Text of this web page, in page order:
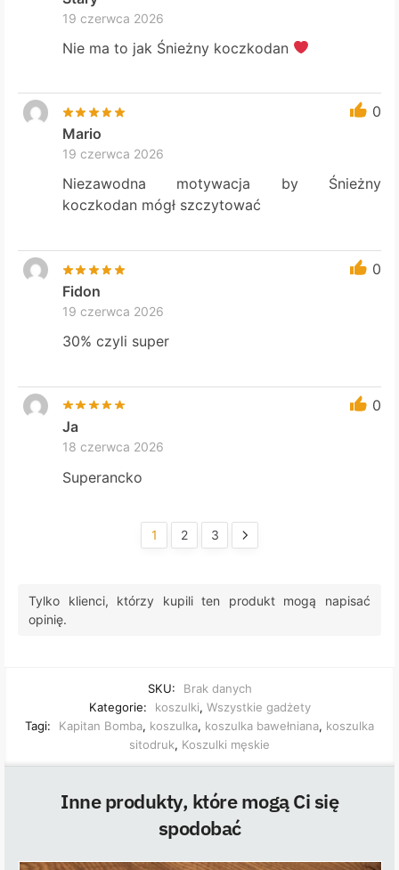
19 czerwca 2026
Nie ma to jak Śnieżny koczkodan
0
Mario
19 czerwca 2026
Niezawodna motywacja by Śnieżny
koczkodan mógł szczytować
0
Fidon
19 czerwca 2026
30% czyli super
0
Ja
18 czerwca 2026
Superancko
1 2 3
Tylko klienci, którzy kupili ten produkt mogą napisać
opinię.
SKU:
Brak danych
Kategorie:
koszulki, Wszystkie gadżety
Tagi:
Kapitan Bomba, koszulka, koszulka bawełniana, koszulka
sitodruk, Koszulki męskie
Inne produkty, które mogą Ci się
spodobać